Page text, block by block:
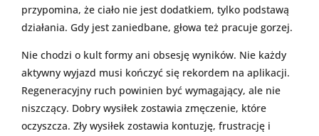
przypomina, że ciało nie jest dodatkiem, tylko podstawą
działania. Gdy jest zaniedbane, głowa też pracuje gorzej.
Nie chodzi o kult formy ani obsesję wyników. Nie każdy
aktywny wyjazd musi kończyć się rekordem na aplikacji.
Regeneracyjny ruch powinien być wymagający, ale nie
niszczący. Dobry wysiłek zostawia zmęczenie, które
oczyszcza. Zły wysiłek zostawia kontuzję, frustrację i